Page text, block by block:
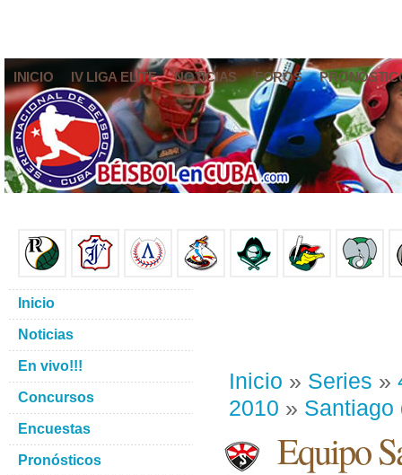
INICIO IV LIGA ELITE NOTICIAS FOROS
Inicio » Series »
2010 » Santiago
Equipo
Inicio
Noticias
En vivo!!!
Concursos
Encuestas
Pronósticos